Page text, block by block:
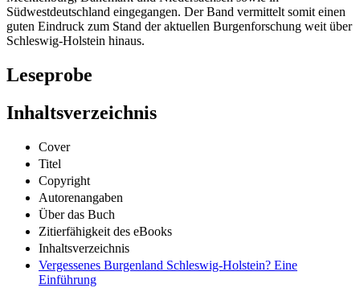
Südwestdeutschland eingegangen. Der Band vermittelt somit einen
guten Eindruck zum Stand der aktuellen Burgenforschung weit über
Schleswig-Holstein hinaus.
Leseprobe
Inhaltsverzeichnis
Cover
Titel
Copyright
Autorenangaben
Über das Buch
Zitierfähigkeit des eBooks
Inhaltsverzeichnis
Vergessenes Burgenland Schleswig-Holstein? Eine
Einführung